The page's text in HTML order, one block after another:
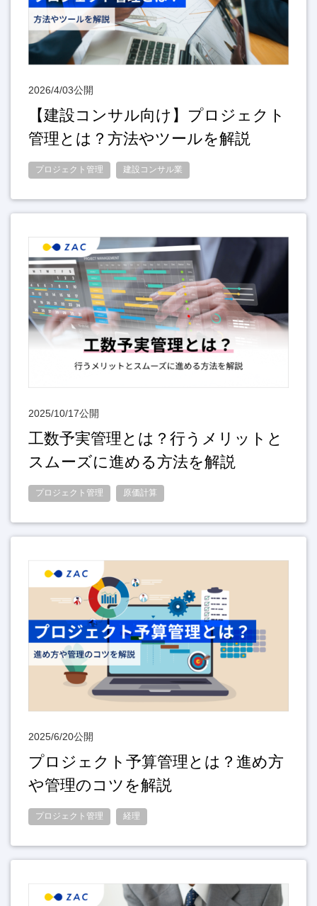
2026/4/03公開
【建設コンサル向け】プロジェクト
管理とは？方法やツールを解説
プロジェクト管理 建設コンサル業
2025/10/17公開
工数予実管理とは？行うメリットと
スムーズに進める方法を解説
プロジェクト管理 原価計算
2025/6/20公開
プロジェクト予算管理とは？進め方
や管理のコツを解説
プロジェクト管理 経理